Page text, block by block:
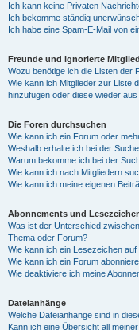
Ich kann keine Privaten
Ich bekomme ständig
Ich habe eine Spam-E-Mail von
Freunde und ignorierte
Wozu benötige ich die Listen der
Wie kann ich Mitglieder zur Liste
hinzufügen oder diese wieder
Die Foren durchsuchen
Wie kann ich ein Forum oder
Weshalb erhalte ich bei der
Warum bekomme ich bei der
Wie kann ich nach Mitgliedern
Wie kann ich meine eigenen
Abonnements und
Was ist der Unterschied
Thema oder Forum?
Wie kann ich ein Lesezeichen
Wie kann ich ein Forum
Wie deaktiviere ich meine
Dateianhänge
Welche Dateianhänge sind in
Kann ich eine Übersicht all